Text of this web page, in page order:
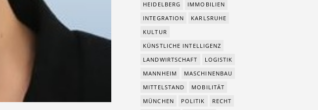
HEIDELBERG
IMMOBILIEN
INTEGRATION
KARLSRUHE
KULTUR
KÜNSTLICHE INTELLIGENZ
LANDWIRTSCHAFT
LOGISTIK
MANNHEIM
MASCHINENBAU
MITTELSTAND
MOBILITÄT
MÜNCHEN
POLITIK
RECHT